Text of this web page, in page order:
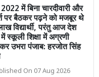
2022 में बिना चारदीवारी और
पर बैठकर पढ़ने को मजबूर थे
विद्यार्थी, परंतु आज देश
स्कूली शिक्षा में अग्रणी
उभरा पंजाब: हरजोत सिंह
On 07 Aug 2026